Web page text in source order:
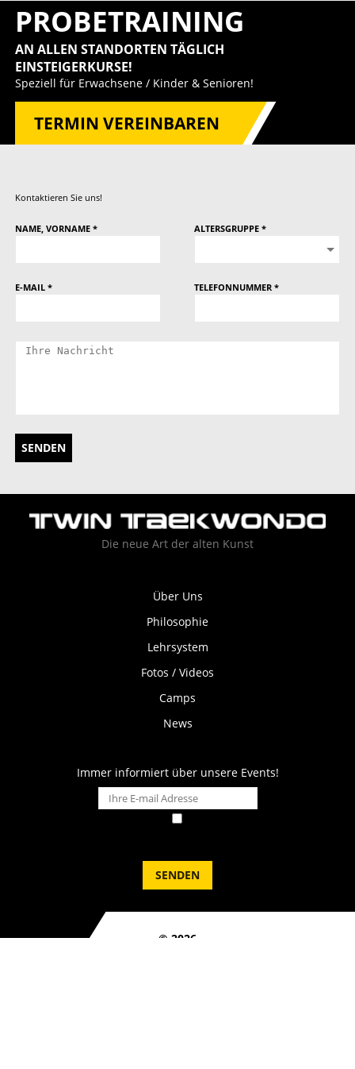
PROBETRAINING
AN ALLEN STANDORTEN TÄGLICH
EINSTEIGERKURSE!
Speziell für Erwachsene / Kinder & Senioren!
TERMIN VEREINBAREN
Kontaktieren Sie uns!
NAME, VORNAME * ALTERSGRUPPE *
E-MAIL * TELEFONNUMMER *
SENDEN
Die neue Art der alten Kunst
Über Uns
Philosophie
Lehrsystem
Fotos / Videos
Camps
News
Immer informiert über unsere Events!
SENDEN
© 2026